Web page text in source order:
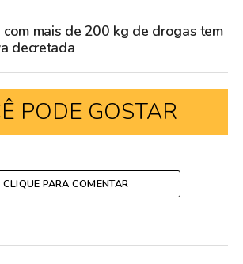
mais de 200 kg de drogas tem
decretada
PODE GOSTAR
CLIQUE PARA COMENTAR